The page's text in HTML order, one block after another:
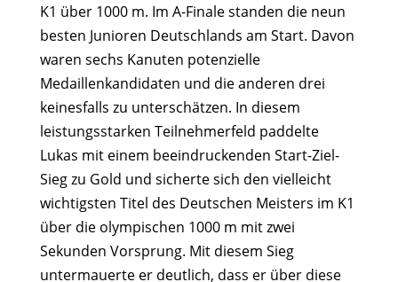
K1 über 1000 m. Im A-Finale standen die neun
besten Junioren Deutschlands am Start. Davon
waren sechs Kanuten potenzielle
Medaillenkandidaten und die anderen drei
keinesfalls zu unterschätzen. In diesem
leistungsstarken Teilnehmerfeld paddelte
Lukas mit einem beeindruckenden Start-Ziel-
Sieg zu Gold und sicherte sich den vielleicht
wichtigsten Titel des Deutschen Meisters im K1
über die olympischen 1000 m mit zwei
Sekunden Vorsprung. Mit diesem Sieg
untermauerte er deutlich, dass er über diese